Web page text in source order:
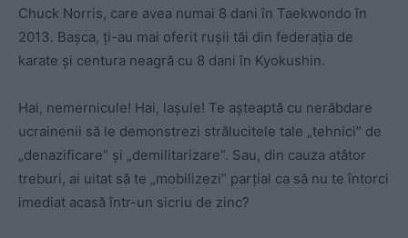
Chuck Norris, care avea numai 8 dani în Taekwondo în
2013. Bașca, ți-au mai oferit rușii tăi din federația de
karate și centura neagră cu 8 dani în Kyokushin.
Hai, nemernicule! Hai, lașule! Te așteaptă cu nerăbdare
ucrainenii să le demonstrezi strălucitele tale „tehnici” de
„denazificare” și „demilitarizare”. Sau, din cauza atâtor
treburi, ai uitat să te „mobilizezi” parțial ca să nu te întorci
imediat acasă într-un sicriu de zinc?